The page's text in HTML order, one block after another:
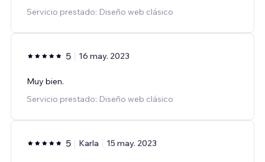
Servicio prestado: Diseño web clásico
5 16 may. 2023
Muy bien.
Servicio prestado: Diseño web clásico
5 Karla 15 may. 2023